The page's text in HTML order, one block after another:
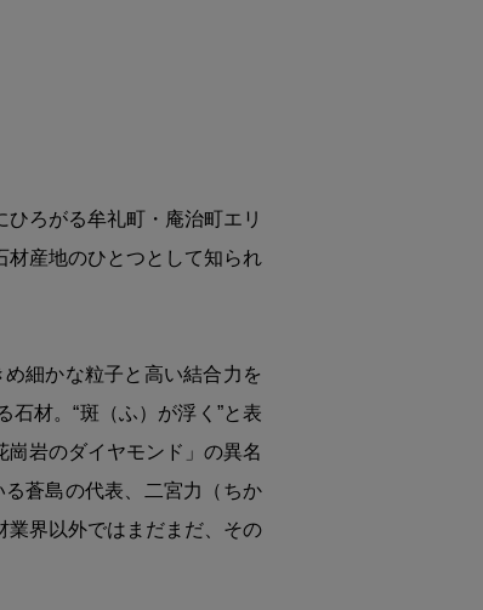
ろがる牟礼町・庵治町エリ
材産地のひとつとして知られ
細かな粒子と高い結合力を
材。“斑（ふ）が浮く”と表
岩のダイヤモンド」の異名
蒼島の代表、二宮力（ちか
業界以外ではまだまだ、その